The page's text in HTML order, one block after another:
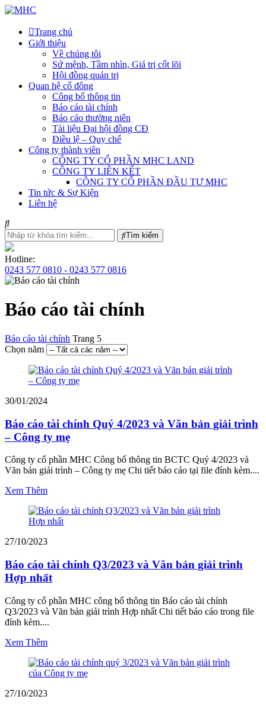
Trang chủ
Giới thiệu
Về chúng tôi
Sứ mệnh, Tầm nhìn, Giá trị cốt lõi
Hội đồng quản trị
Quan hệ cổ đông
Công bố thông tin
Báo cáo tài chính
Báo cáo thường niên
Tài liệu Đại hội đồng CĐ
Điều lệ – Quy chế
Công ty thành viên
CÔNG TY CỔ PHẦN MHC LAND
CÔNG TY LIÊN KẾT
CÔNG TY CỔ PHẦN ĐẦU TƯ MHC
Tin tức & Sự Kiện
Liên hệ
Tìm kiếm
Hotline:
0243 577 0810 - 0243 577 0816
Báo cáo tài chính
Báo cáo tài chính Trang 5
Chọn năm
30/01/2024
Báo cáo tài chính Quý 4/2023 và Văn bản giải trình
– Công ty mẹ
Công ty cổ phần MHC Công bố thông tin BCTC Quý 4/2023 và
Văn bản giải trình – Công ty mẹ Chi tiết báo cáo tại file đính kèm....
Xem Thêm
27/10/2023
Báo cáo tài chính Q3/2023 và Văn bản giải trình
Hợp nhất
Công ty cổ phần MHC công bố thông tin Báo cáo tài chính
Q3/2023 và Văn bản giải trình Hợp nhất Chi tiết báo cáo trong file
đính kèm....
Xem Thêm
27/10/2023